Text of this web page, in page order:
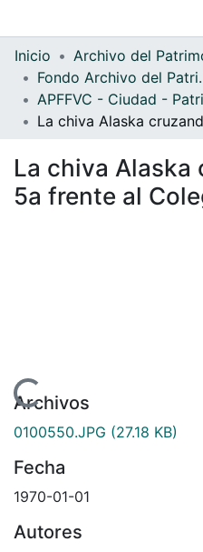
Inicio
Archivos
0100550.JPG
Fecha